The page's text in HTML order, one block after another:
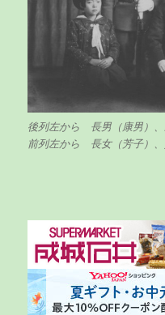
後列左から 長男（康男）、
前列左から 長女（芳子）、